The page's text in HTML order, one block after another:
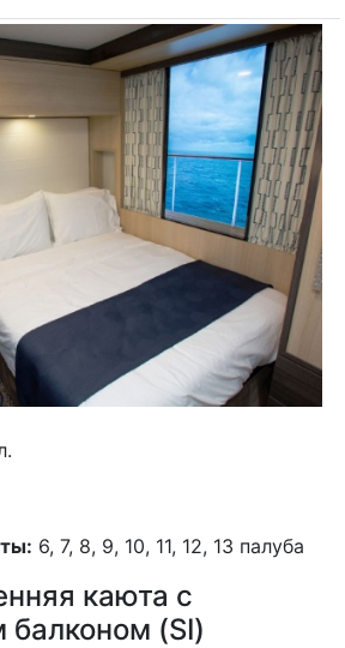
6, 7, 8, 9, 10, 11, 12, 13 палуба
каюта с
(SI)